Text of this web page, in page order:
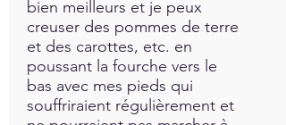
bien meilleurs et je peux
creuser des pommes de terre
et des carottes, etc. en
poussant la fourche vers le
bas avec mes pieds qui
souffriraient régulièrement et